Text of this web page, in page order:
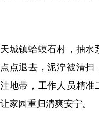
天城镇蛤蟆石村，抽水
点点退去，泥泞被清
洼地带，工作人员精准
让家园重归清爽安宁。